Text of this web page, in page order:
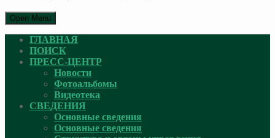
Open Menu
ГЛАВНАЯ
ПОИСК
ПРЕСС-ЦЕНТР
Новости
Фотоальбомы
Видеотека
СВЕДЕНИЯ
Основные сведения
Основные сведения